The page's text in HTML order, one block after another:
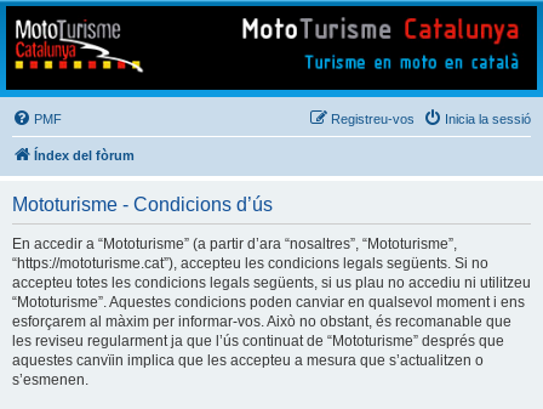
Mototurisme
Turisme en moto en català
PMF Inicia la sessió
Registreu-vos
Índex del fòrum
Mototurisme - Condicions d’ús
En accedir a “Mototurisme” (a partir d’ara “nosaltres”, “Mototurisme”,
“https://mototurisme.cat”), accepteu les condicions legals següents. Si no
accepteu totes les condicions legals següents, si us plau no accediu ni utilitzeu
“Mototurisme”. Aquestes condicions poden canviar en qualsevol moment i ens
esforçarem al màxim per informar-vos. Això no obstant, és recomanable que
les reviseu regularment ja que l’ús continuat de “Mototurisme” després que
aquestes canvïin implica que les accepteu a mesura que s’actualitzen o
s’esmenen.